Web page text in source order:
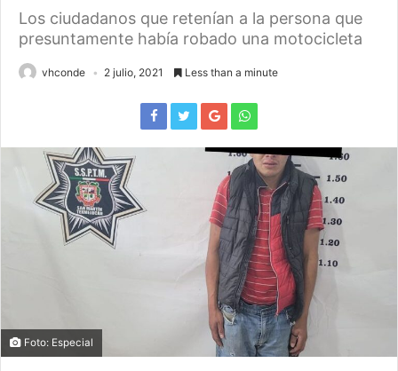
Los ciudadanos que retenían a la persona que
presuntamente había robado una motocicleta
vhconde 2 julio, 2021 Less than a minute
Foto: Especial